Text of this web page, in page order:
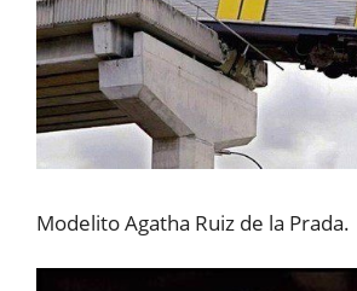
Modelito Agatha Ruiz de la Prada.